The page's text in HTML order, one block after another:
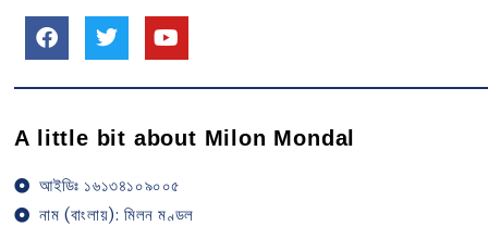
A little bit about Milon Mondal
আইডিঃ ১৬১৩৪১০৯০০৫
নাম (বাংলায়): মিলন মণ্ডল